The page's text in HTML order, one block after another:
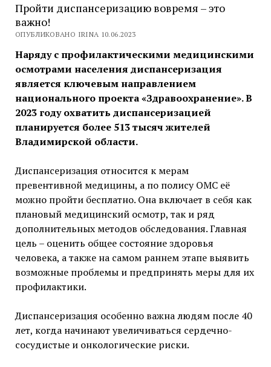
Пройти диспансеризацию вовремя – это
важно!
ОПУБЛИКОВАНО IRINA 10.06.2023
Наряду с профилактическими медицинскими
осмотрами населения диспансеризация
является ключевым направлением
национального проекта «Здравоохранение». В
2023 году охватить диспансеризацией
планируется более 513 тысяч жителей
Владимирской области.
Диспансеризация относится к мерам
превентивной медицины, а по полису ОМС её
можно пройти бесплатно. Она включает в себя как
плановый медицинский осмотр, так и ряд
дополнительных методов обследования. Главная
цель – оценить общее состояние здоровья
человека, а также на самом раннем этапе выявить
возможные проблемы и предпринять меры для их
профилактики.
Диспансеризация особенно важна людям после 40
лет, когда начинают увеличиваться сердечно-
сосудистые и онкологические риски.